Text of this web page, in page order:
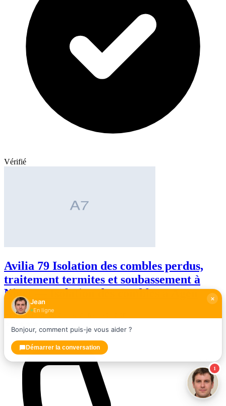
Vérifié
Avilia 79 Isolation des combles perdus,
traitement termites et soubassement à
Niort — Isolation des combles à Agen
Entrepreneur spécialisé dans l'isolation
1
Jean
En ligne
Bonjour, comment puis-je vous aider ?
Démarrer la conversation